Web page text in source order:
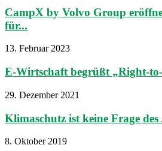
CampX by Volvo Group
für...
13. Februar 2023
E-Wirtschaft begrüßt „Right-
29. Dezember 2021
Klimaschutz ist keine Frage des
8. Oktober 2019